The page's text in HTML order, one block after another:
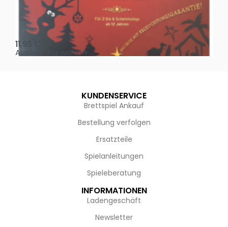
Oh, heilige Nacht!
11,95
Ausführung wählen
KUNDENSERVICE
Brettspiel Ankauf
Bestellung verfolgen
Ersatzteile
Spielanleitungen
Spieleberatung
INFORMATIONEN
Ladengeschäft
Newsletter